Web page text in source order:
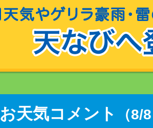
お天気コメント （8/